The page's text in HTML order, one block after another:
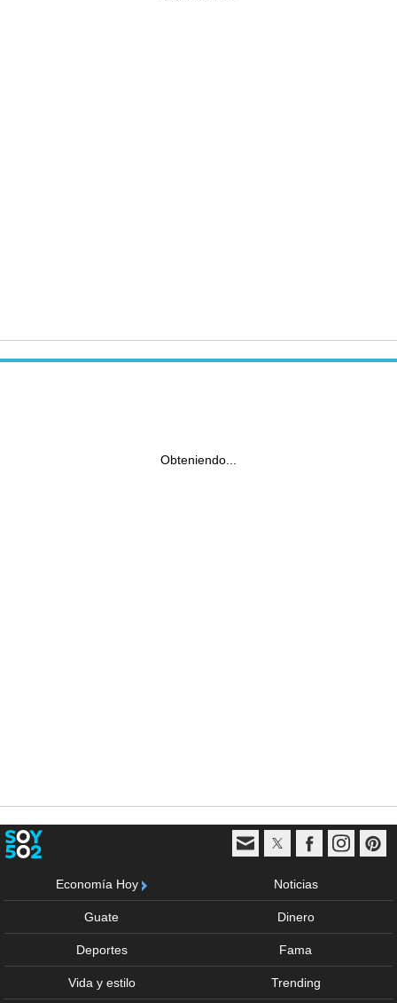
Obteniendo...
Economía Hoy Noticias
Guate Dinero
Deportes Fama
Vida y estilo Trending